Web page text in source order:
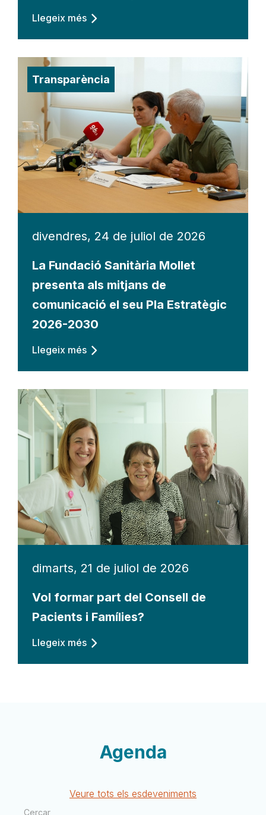
Llegeix més
Transparència
divendres, 24 de juliol de 2026
La Fundació Sanitària Mollet
presenta als mitjans de
comunicació el seu Pla Estratègic
2026-2030
Llegeix més
dimarts, 21 de juliol de 2026
Vol formar part del Consell de
Pacients i Famílies?
Llegeix més
Agenda
Veure tots els esdeveniments